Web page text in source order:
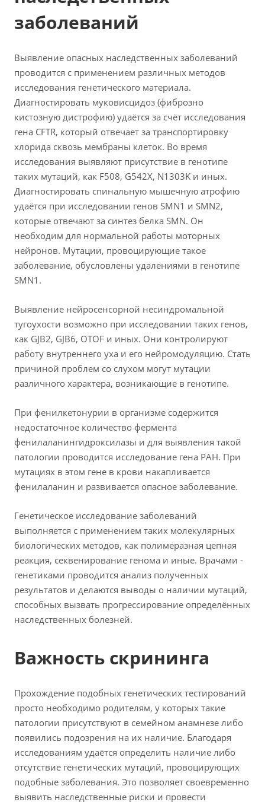
заболеваний
Выявление опасных наследственных заболеваний
проводится с применением различных методов
исследования генетического материала.
Диагностировать муковисцидоз (фиброзно
кистозную дистрофию) удаётся за счёт исследования
гена CFTR, который отвечает за транспортировку
хлорида сквозь мембраны клеток. Во время
исследования выявляют присутствие в генотипе
таких мутаций, как F508, G542X, N1303K и иных.
Диагностировать спинальную мышечную атрофию
удаётся при исследовании генов SMN1 и SMN2,
которые отвечают за синтез белка SMN. Он
необходим для нормальной работы моторных
нейронов. Мутации, провоцирующие такое
заболевание, обусловлены удалениями в генотипе
SMN1.
Выявление нейросенсорной несиндромальной
тугоухости возможно при исследовании таких генов,
как GJB2, GJB6, OTOF и иных. Они контролируют
работу внутреннего уха и его нейромодуляцию. Стать
причиной проблем со слухом могут мутации
различного характера, возникающие в генотипе.
При фенилкетонурии в организме содержится
недостаточное количество фермента
фенилаланингидроксилазы и для выявления такой
патологии проводится исследование гена PAH. При
мутациях в этом гене в крови накапливается
фенилаланин и развивается опасное заболевание.
Генетическое исследование заболеваний
выполняется с применением таких молекулярных
биологических методов, как полимеразная цепная
реакция, секвенирование генома и иные. Врачами -
генетиками проводится анализ полученных
результатов и делаются выводы о наличии мутаций,
способных вызвать прогрессирование определённых
наследственных болезней.
Важность скрининга
Прохождение подобных генетических тестирований
просто необходимо родителям, у которых такие
патологии присутствуют в семейном анамнезе либо
появились подозрения на их наличие. Благодаря
исследованиям удаётся определить наличие либо
отсутствие генетических мутаций, провоцирующих
подобные заболевания. Это позволяет своевременно
выявить наследственные риски и провести